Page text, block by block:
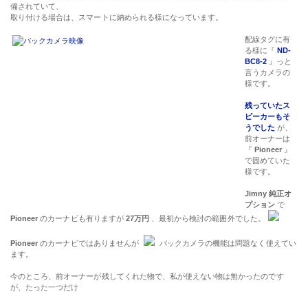
備されていて、
取り付ける場合は、スマートに納められる様になっています。
配線タグに有
る様に『ND-
BC8-2 』っと
言うカメラの
様です。
残っていたス
ピーカーもそ
うでした が、
前オーナーは
『Pioneer 』
で固めていた
様です。
Jimny 純正オ
プション で
Pioneer のカーナビも有りますが 27万円 、最初から検討の範囲外でした。
Pioneer のカーナビではありませんが
バックカメラの機能は問題なく使えてい
ます。
今のところ、前オーナーが残してくれた物で、私が使えない物は無かったのです
が、たった一つだけ